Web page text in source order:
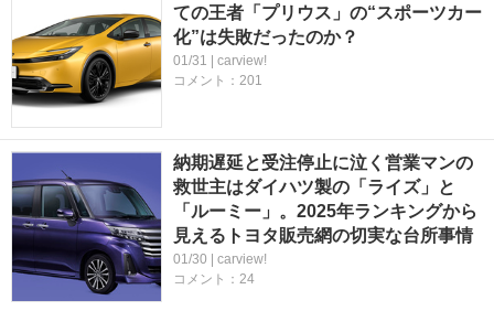
ての王者「プリウス」の“スポーツカー
化”は失敗だったのか？
01/31 | carview!
コメント：201
納期遅延と受注停止に泣く営業マンの
救世主はダイハツ製の「ライズ」と
「ルーミー」。2025年ランキングから
見えるトヨタ販売網の切実な台所事情
01/30 | carview!
コメント：24